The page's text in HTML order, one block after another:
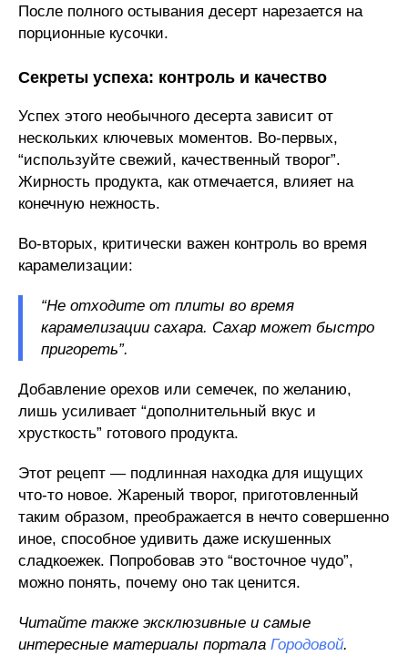
После полного остывания десерт нарезается на
порционные кусочки.
Секреты успеха: контроль и качество
Успех этого необычного десерта зависит от
нескольких ключевых моментов. Во-первых,
“используйте свежий, качественный творог”.
Жирность продукта, как отмечается, влияет на
конечную нежность.
Во-вторых, критически важен контроль во время
карамелизации:
“Не отходите от плиты во время
карамелизации сахара. Сахар может быстро
пригореть”.
Добавление орехов или семечек, по желанию,
лишь усиливает “дополнительный вкус и
хрусткость” готового продукта.
Этот рецепт — подлинная находка для ищущих
что-то новое. Жареный творог, приготовленный
таким образом, преображается в нечто совершенно
иное, способное удивить даже искушенных
сладкоежек. Попробовав это “восточное чудо”,
можно понять, почему оно так ценится.
Читайте также эксклюзивные и самые
интересные материалы портала Городовой.